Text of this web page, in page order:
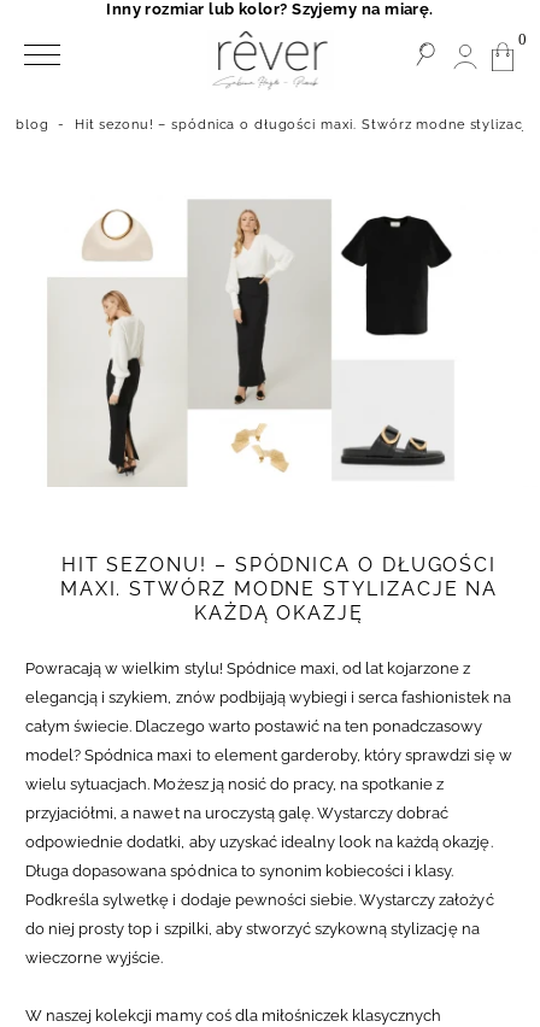
blog - Hit sezonu! – spódnica o długości maxi. Stwórz modne stylizacje
HIT SEZONU! – SPÓDNICA O DŁUGOŚCI
MAXI. STWÓRZ MODNE STYLIZACJE NA
KAŻDĄ OKAZJĘ
Powracają w wielkim stylu! Spódnice maxi, od lat kojarzone z
elegancją i szykiem, znów podbijają wybiegi i serca fashionistek na
całym świecie. Dlaczego warto postawić na ten ponadczasowy
model?Spódnica maxi to element garderoby, który sprawdzi się w
wielu sytuacjach. Możesz ją nosić do pracy, na spotkanie z
przyjaciółmi, a nawet na uroczystą galę. Wystarczy dobrać
odpowiednie dodatki, aby uzyskać idealny look na każdą okazję.
Długa dopasowana spódnica to synonim kobiecości i klasy.
Podkreśla sylwetkę i dodaje pewności siebie. Wystarczy założyć
do niej prosty top i szpilki, aby stworzyć szykowną stylizację na
wieczorne wyjście.
W naszej kolekcji mamy coś dla miłośniczek klasycznych
0
Inny rozmiar lub kolor? Szyjemy na miarę.